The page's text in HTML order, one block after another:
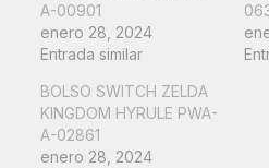
A-00901
enero 28, 2024
Entrada similar
BOLSO SWITCH ZELDA
KINGDOM HYRULE PWA-
A-02861
enero 28, 2024